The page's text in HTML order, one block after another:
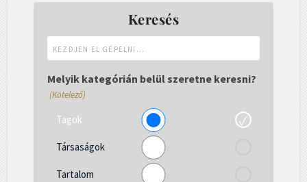
Keresés
el
gépelni...
Melyik kategórián belül szeretne keresni?
(Kötelező)
Tagok
Társaságok
Tartalom